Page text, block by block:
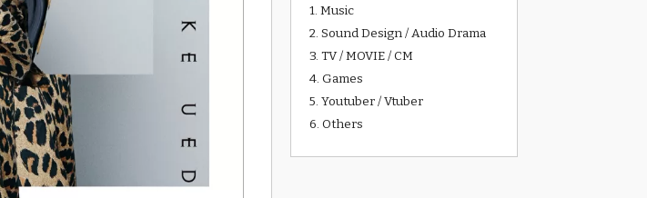
1. Music
2. Sound Design / Audio Drama
3. TV / MOVIE / CM
4. Games
5. Youtuber / Vtuber
6. Others